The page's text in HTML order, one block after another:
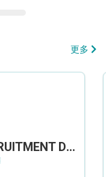
更多
THE REPULSE BAY RECRUITMENT DAY 淺水灣影灣園人才招聘會